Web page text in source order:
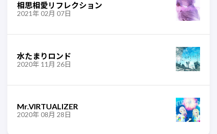
相思相愛リフレクション
2021年 02月 07日
水たまりロンド
2020年 11月 26日
Mr.VIRTUALIZER
2020年 08月 28日